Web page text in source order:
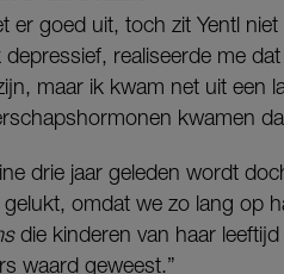
er goed uit, toch zit Yentl
depressief, realiseerde me
maar ik kwam net uit een
kwamen
drie jaar geleden wordt
omdat we zo lang op
die kinderen van haar
waard geweest.”